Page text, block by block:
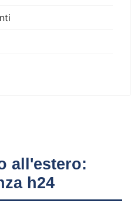
all'estero:
h24